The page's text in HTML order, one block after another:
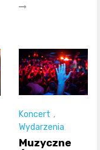
Koncert ,
Wydarzenia
Muzyczne